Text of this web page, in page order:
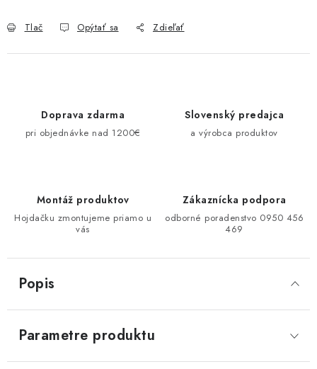
Tlač Opýtať sa Zdieľať
Doprava zdarma
pri objednávke nad 1200€
Slovenský predajca
a výrobca produktov
Montáž produktov
Hojdačku zmontujeme priamo u
vás
Zákaznícka podpora
odborné poradenstvo 0950 456
469
Popis
Parametre produktu